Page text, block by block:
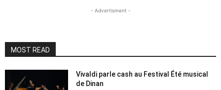
- Advertisment -
MOST READ
Vivaldi parle cash au Festival Été musical
de Dinan